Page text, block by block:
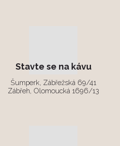
Stavte se na kávu
Šumperk, Zábřežská 69/41
Zábřeh, Olomoucká 1696/13